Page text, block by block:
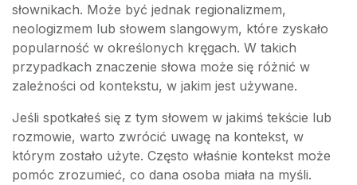
słownikach. Może być jednak regionalizmem,
neologizmem lub słowem slangowym, które zyskało
popularność w określonych kręgach. W takich
przypadkach znaczenie słowa może się różnić w
zależności od kontekstu, w jakim jest używane.
Jeśli spotkałeś się z tym słowem w jakimś tekście lub
rozmowie, warto zwrócić uwagę na kontekst, w
którym zostało użyte. Często właśnie kontekst może
pomóc zrozumieć, co dana osoba miała na myśli.